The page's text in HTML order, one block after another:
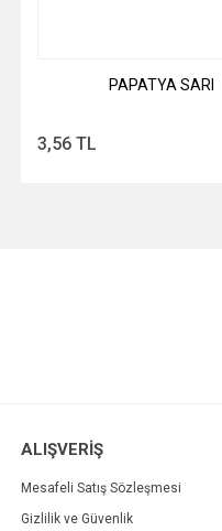
PAPATYA SARI
3,56 TL
ALIŞVERİŞ
Mesafeli Satış Sözleşmesi
Gizlilik ve Güvenlik